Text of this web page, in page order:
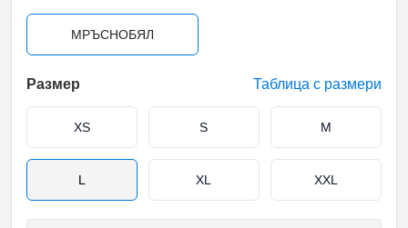
МРЪСНОБЯЛ
Размер Таблица с размери
XS S M
L XL XXL